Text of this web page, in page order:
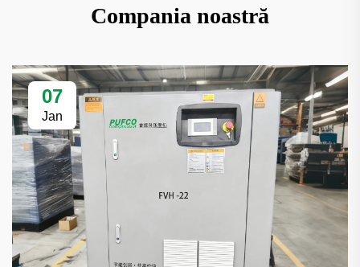
Compania noastră
07
Jan